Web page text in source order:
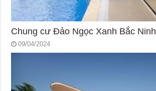
Chung cư Đảo Ngọc Xanh Bắc Ninh
09/04/2024